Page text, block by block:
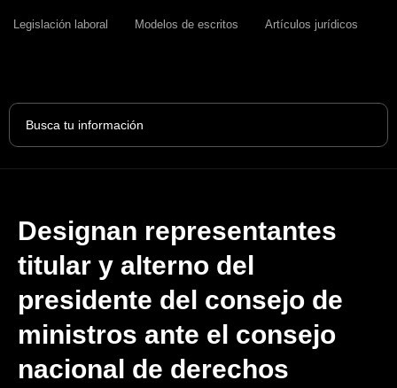
Legislación laboral Modelos de escritos Artículos jurídicos
Search
Designan representantes
titular y alterno del
presidente del consejo de
ministros ante el consejo
nacional de derechos